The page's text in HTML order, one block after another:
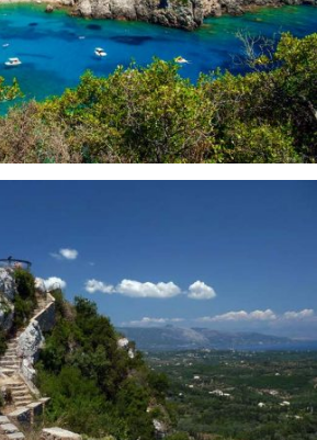
BEACH CORFU